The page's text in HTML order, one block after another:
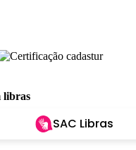
libras
SAC Libras